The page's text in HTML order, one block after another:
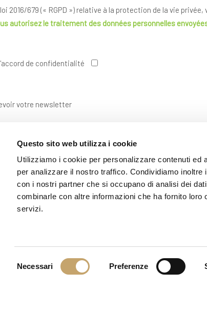
Questo sito web utilizza i cookie
Utilizziamo i cookie per personalizzare contenuti ed
per analizzare il nostro traffico. Condividiamo
con i nostri partner che si occupano di analisi dei
combinarle con altre informazioni che ha fornito
servizi.
Necessari Preferenze
2016/679 (« RGPD ») relative à la protection de la vie
autorisez le traitement des données personnelles
de confidentialité
votre newsletter
Les